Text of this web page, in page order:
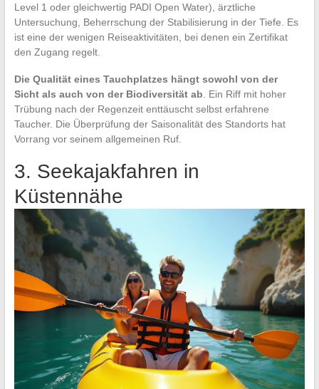
Level 1 oder gleichwertig PADI Open Water), ärztliche
Untersuchung, Beherrschung der Stabilisierung in der Tiefe. Es
ist eine der wenigen Reiseaktivitäten, bei denen ein Zertifikat
den Zugang regelt.
Die Qualität eines Tauchplatzes hängt sowohl von der
Sicht als auch von der Biodiversität ab. Ein Riff mit hoher
Trübung nach der Regenzeit enttäuscht selbst erfahrene
Taucher. Die Überprüfung der Saisonalität des Standorts hat
Vorrang vor seinem allgemeinen Ruf.
3. Seekajakfahren in
Küstennähe